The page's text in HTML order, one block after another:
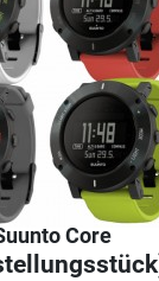
Core